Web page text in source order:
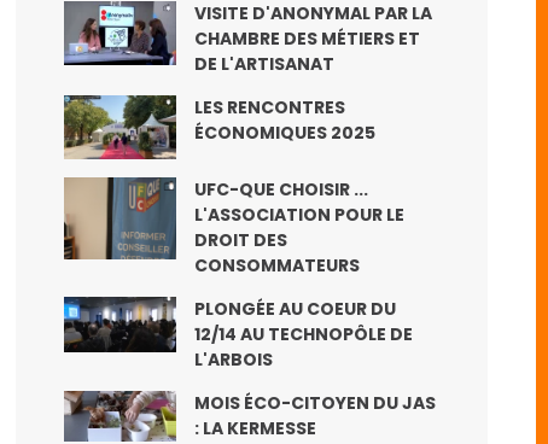
VISITE D'ANONYMAL PAR LA
CHAMBRE DES MÉTIERS ET
DE L'ARTISANAT
LES RENCONTRES
ÉCONOMIQUES 2025
UFC-QUE CHOISIR ...
L'ASSOCIATION POUR LE
DROIT DES
CONSOMMATEURS
PLONGÉE AU COEUR DU
12/14 AU TECHNOPÔLE DE
L'ARBOIS
MOIS ÉCO-CITOYEN DU JAS
: LA KERMESSE